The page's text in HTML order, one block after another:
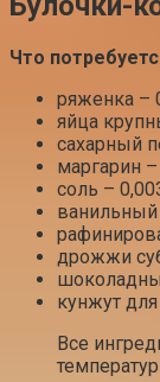
Что
ряженка –
яйца
сахарный
маргарин –
соль –
ванильный
дрожжи
кунжут
Все